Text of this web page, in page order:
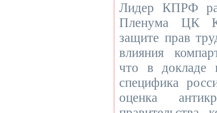
Лидер КПРФ
Пленума ЦК
защите прав
влияния
что в докладе
специфика
оценка